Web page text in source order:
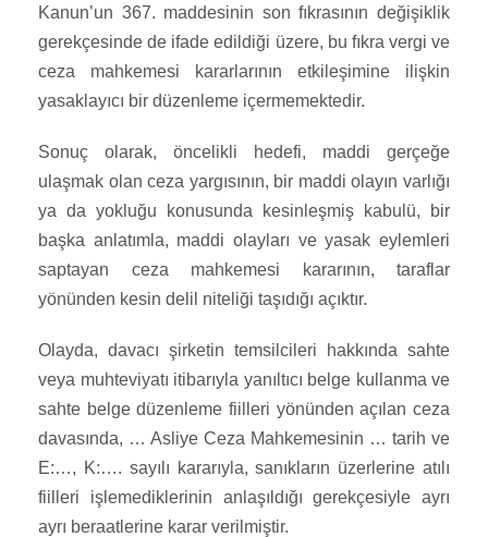
Kanun’un 367. maddesinin son fıkrasının değişiklik
gerekçesinde de ifade edildiği üzere, bu fıkra vergi ve
ceza mahkemesi kararlarının etkileşimine ilişkin
yasaklayıcı bir düzenleme içermemektedir.
Sonuç olarak, öncelikli hedefi, maddi gerçeğe
ulaşmak olan ceza yargısının, bir maddi olayın varlığı
ya da yokluğu konusunda kesinleşmiş kabulü, bir
başka anlatımla, maddi olayları ve yasak eylemleri
saptayan ceza mahkemesi kararının, taraflar
yönünden kesin delil niteliği taşıdığı açıktır.
Olayda, davacı şirketin temsilcileri hakkında sahte
veya muhteviyatı itibarıyla yanıltıcı belge kullanma ve
sahte belge düzenleme fiilleri yönünden açılan ceza
davasında, … Asliye Ceza Mahkemesinin … tarih ve
E:…, K:…. sayılı kararıyla, sanıkların üzerlerine atılı
fiilleri işlemediklerinin anlaşıldığı gerekçesiyle ayrı
ayrı beraatlerine karar verilmiştir.